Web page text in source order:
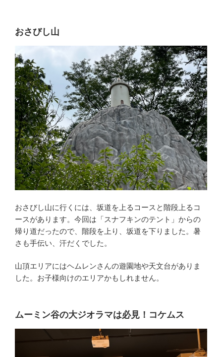
おさびし山
おさびし山に行くには、坂道を上るコースと階段上るコ
ースがあります。今回は「スナフキンのテント」からの
帰り道だったので、階段を上り、坂道を下りました。暑
さも手伝い、汗だくでした。
山頂エリアにはヘムレンさんの遊園地や天文台がありま
した。お子様向けのエリアかもしれません。
ムーミン谷の大ジオラマは必見！コケムス